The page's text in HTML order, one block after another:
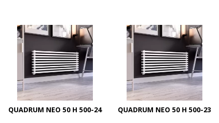
QUADRUM NEO 50 H 500-24 QUADRUM NEO 50 H 500-23